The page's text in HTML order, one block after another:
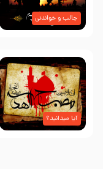
جالب و خواندنی
آیا میدانید؟